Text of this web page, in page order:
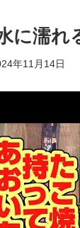
に濡
年11月14日